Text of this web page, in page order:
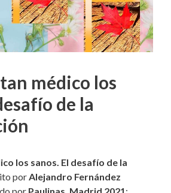
médico los
de la
los sanos. El desafío de la
porAlejandro Fernández